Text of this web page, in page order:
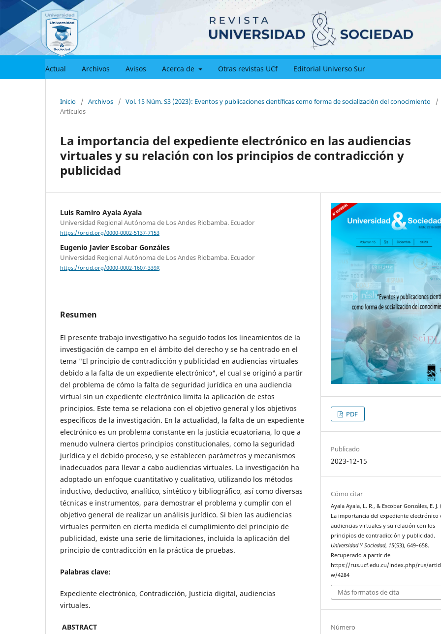
Actual Archivos Avisos Acerca de Otras revistas UCf Editorial Universo Sur
Inicio / Archivos / Vol. 15 Núm. S3 (2023): Eventos y publicaciones científicas como forma de socialización del conocimiento
/
Artículos
La importancia del expediente electrónico en las audiencias
virtuales y su relación con los principios de contradicción y
publicidad
Luis Ramiro Ayala Ayala
Universidad Regional Autónoma de Los Andes Riobamba. Ecuador
https://orcid.org/0000-0002-5137-7153
Eugenio Javier Escobar Gonzáles
Universidad Regional Autónoma de Los Andes Riobamba. Ecuador
https://orcid.org/0000-0002-1607-339X
Resumen
El presente trabajo investigativo ha seguido todos los lineamientos de la
investigación de campo en el ámbito del derecho y se ha centrado en el
tema "El principio de contradicción y publicidad en audiencias virtuales
debido a la falta de un expediente electrónico", el cual se originó a partir
del problema de cómo la falta de seguridad jurídica en una audiencia
virtual sin un expediente electrónico limita la aplicación de estos
principios. Este tema se relaciona con el objetivo general y los objetivos
específicos de la investigación. En la actualidad, la falta de un expediente
electrónico es un problema constante en la justicia ecuatoriana, lo que a
menudo vulnera ciertos principios constitucionales, como la seguridad
jurídica y el debido proceso, y se establecen parámetros y mecanismos
inadecuados para llevar a cabo audiencias virtuales. La investigación ha
adoptado un enfoque cuantitativo y cualitativo, utilizando los métodos
inductivo, deductivo, analítico, sintético y bibliográfico, así como diversas
técnicas e instrumentos, para demostrar el problema y cumplir con el
objetivo general de realizar un análisis jurídico. Si bien las audiencias
virtuales permiten en cierta medida el cumplimiento del principio de
publicidad, existe una serie de limitaciones, incluida la aplicación del
principio de contradicción en la práctica de pruebas.
Palabras clave:
Expediente electrónico, Contradicción, Justicia digital, audiencias
virtuales.
ABSTRACT
PDF
Publicado
2023-12-15
Cómo citar
Ayala Ayala, L. R., & Escobar Gonzáles, E. J.
La importancia del expediente electrónico
audiencias virtuales y su relación con los
principios de contradicción y publicidad.
Universidad Y Sociedad, 15(S3), 649–658.
Recuperado a partir de
https://rus.ucf.edu.cu/index.php/rus/
w/4284
Más formatos de cita
Número